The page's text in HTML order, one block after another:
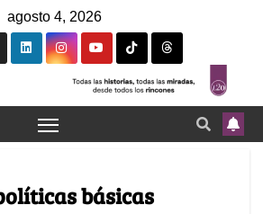
agosto 4, 2026
básicas